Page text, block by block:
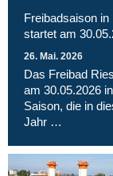
Freibadsaison in
startet am
26. Mai. 2026
Das Freibad
am 30.05.2026
Saison, die in
Jahr …